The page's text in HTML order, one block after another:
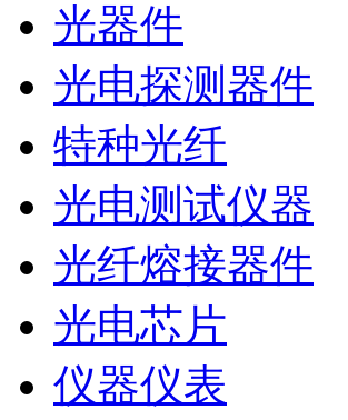
光器件
光电探测器件
特种光纤
光电测试仪器
光纤熔接器件
光电芯片
仪器仪表